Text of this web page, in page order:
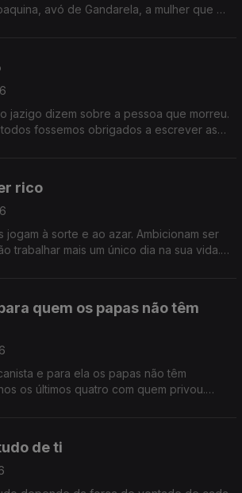
avó de Gandarela, a mulher que o
jazigo dizem sobre a pessoa que morreu.
fossemos obrigados a escrever as
rico
jogam à sorte e ao azar. Ambicionam ser
trabalhar mais um único dia na sua vida.
quem os papas não têm
e para ela os papas não têm
os últimos quatro com quem privou.
de ti